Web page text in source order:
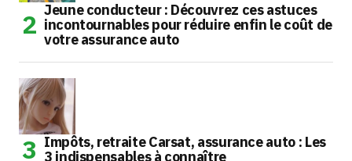
Jeune conducteur : Découvrez ces astuces
incontournables pour réduire enfin le coût de
votre assurance auto
Impôts, retraite Carsat, assurance auto : Les
3 indispensables à connaître